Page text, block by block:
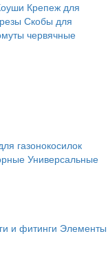
Крепеж для
Скобы для
червячные
газонокосилок
Универсальные
и фитинги Элементы